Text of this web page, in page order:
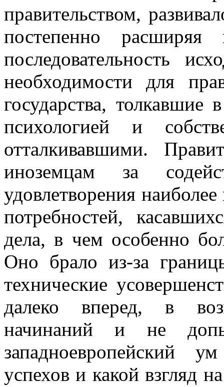
правительством,
постепенно
последовательность
необходимости для
государства, толкавшие
психологией и
отталкивавшими.
иноземцам за
удовлетворения
потребностей,
дела, в чем особенно
Оно брало из-за
технические
далеко вперед, в
начинаний и не
западноевропейский
успехов и какой взгляд